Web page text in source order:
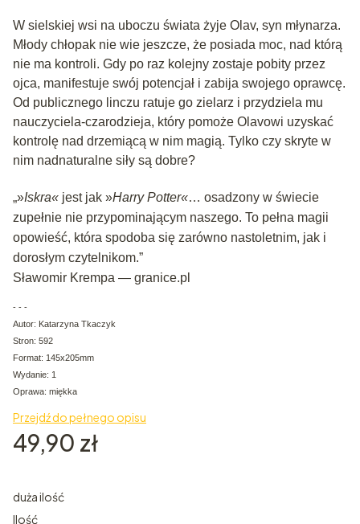
W sielskiej wsi na uboczu świata żyje Olav, syn młynarza.
Młody chłopak nie wie jeszcze, że posiada moc, nad którą
nie ma kontroli. Gdy po raz kolejny zostaje pobity przez
ojca, manifestuje swój potencjał i zabija swojego oprawcę.
Od publicznego linczu ratuje go zielarz i przydziela mu
nauczyciela-czarodzieja, który pomoże Olavowi uzyskać
kontrolę nad drzemiącą w nim magią. Tylko czy skryte w
nim nadnaturalne siły są dobre?
„»Iskra« jest jak »Harry Potter«… osadzony w świecie
zupełnie nie przypominającym naszego. To pełna magii
opowieść, która spodoba się zarówno nastoletnim, jak i
dorosłym czytelnikom.”
Sławomir Krempa — granice.pl
- - -
Autor: Katarzyna Tkaczyk
Stron: 592
Format: 145x205mm
Wydanie: 1
Oprawa: miękka
Przejdź do pełnego opisu
Cena
49,90 zł
duża ilość
Ilość